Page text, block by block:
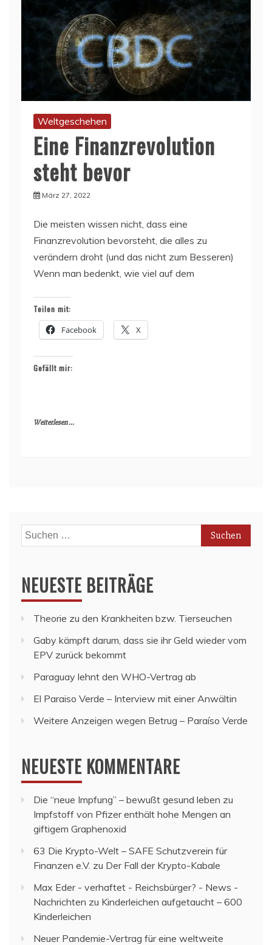
Weltgeschehen
Eine Finanzrevolution
steht bevor
März 27, 2022
Die meisten wissen nicht, dass eine
Finanzrevolution bevorsteht, die alles zu
verändern droht (und das nicht zum Besseren)
Wenn man bedenkt, wie viel auf dem
Teilen mit:
Facebook X
Gefällt mir:
Weiterlesen ...
Suchen
nach:
NEUESTE BEITRÄGE
Theorie zu den Krankheiten bzw. Tierseuchen
Gaby kämpft darum, dass sie ihr Geld wieder vom
EPV zurück bekommt
Paraguay lehnt den WHO-Vertrag ab
El Paraiso Verde – Interview mit einer Anwältin
Weitere Anzeigen wegen Betrug – Paraíso Verde
NEUESTE KOMMENTARE
Die “neue Impfung” – bewußt gesund leben zu
Impfstoff von Pfizer enthält hohe Mengen an
giftigem Graphenoxid
63 Die Krypto-Welt – SAFE Schutzverein für
Finanzen e.V. zu Der Fall der Krypto-Kabale
Max Eder - verhaftet - Reichsbürger? - News -
Nachrichten zu Kinderleichen aufgetaucht – 600
Kinderleichen
Neuer Pandemie-Vertrag für eine weltweite